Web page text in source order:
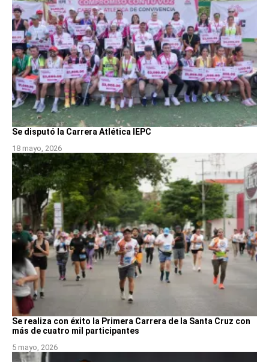
Se disputó la Carrera Atlética IEPC
18 mayo, 2026
Se realiza con éxito la Primera Carrera de la Santa Cruz con
más de cuatro mil participantes
5 mayo, 2026